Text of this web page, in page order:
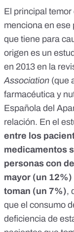
El principal
menciona en ese
que tiene para
origen es un
en 2013 en la
Association (que
farmacéutica y
Española del
relación. En el
entre los
medicamentos
personas con
mayor (un
toman (un 7%),
que el consumo
deficiencia de